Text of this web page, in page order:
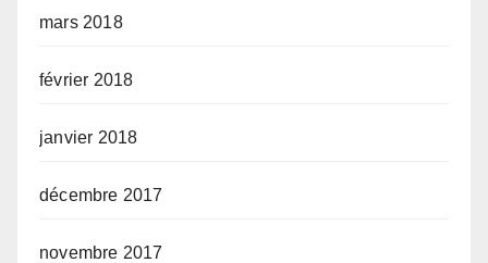
mars 2018
février 2018
janvier 2018
décembre 2017
novembre 2017